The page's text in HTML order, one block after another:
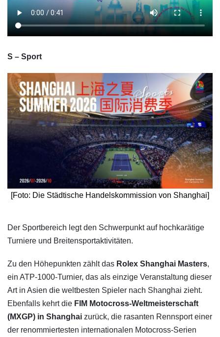
S – Sport
[Foto: Die Städtische Handelskommission von Shanghai]
​Der Sportbereich legt den Schwerpunkt auf hochkarätige
Turniere und Breitensportaktivitäten.
Zu den Höhepunkten zählt das Rolex Shanghai Masters,
ein ATP-1000-Turnier, das als einzige Veranstaltung dieser
Art in Asien die weltbesten Spieler nach Shanghai zieht.
Ebenfalls kehrt die FIM Motocross-Weltmeisterschaft
(MXGP) in Shanghai zurück, die rasanten Rennsport einer
der renommiertesten internationalen Motocross-Serien